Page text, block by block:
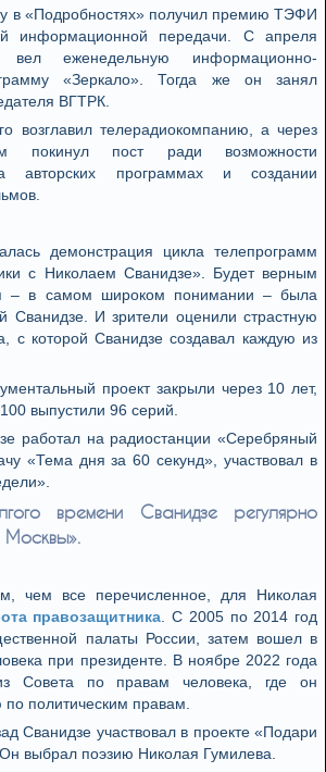
в «Подробностях» получил премию ТЭФИ
информационной передачи. С апреля
вел еженедельную информационно-
«Зеркало». Тогда же он занял
ВГТРК.
возглавил телерадиокомпанию, а через
покинул пост ради возможности
авторских программах и создании
демонстрация цикла телепрограмм
с Николаем Сванидзе». Будет верным
– в самом широком понимании – была
Сванидзе. И зрители оценили страстную
с которой Сванидзе создавал каждую из
проект закрыли через 10 лет,
выпустили 96 серий.
работал на радиостанции «Серебряный
«Тема дня за 60 секунд», участвовал в
времени Сванидзе регулярно
Москвы».
чем все перечисленное, для Николая
правозащитника . С 2005 по 2014 год
палаты России, затем вошел в
при президенте. В ноябре 2022 года
Совета по правам человека, где он
по политическим правам.
Сванидзе участвовал в проекте «Подари
выбрал поэзию Николая Гумилева.